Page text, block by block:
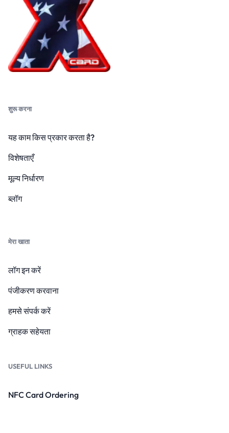
शुरू करना
यह काम किस प्रकार करता है?
विशेषताएँ
मूल्य निर्धारण
ब्लॉग
मेरा खाता
लॉग इन करें
पंजीकरण करवाना
हमसे संपर्क करें
ग्राहक सहेयता
USEFUL LINKS
NFC Card Ordering